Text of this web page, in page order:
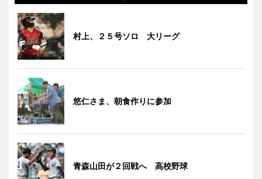
村上、２５号ソロ 大リーグ
悠仁さま、朝食作りに参加
青森山田が２回戦へ 高校野球